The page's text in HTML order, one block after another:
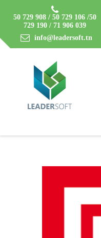
50 729 908 / 50 729 106 /50
729 190 / 71 906 039
info@leadersoft.tn